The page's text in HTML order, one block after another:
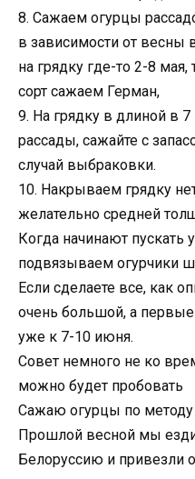
8. Сажаем огурцы
в зависимости от
на грядку где-то 2-8
сорт сажаем Герман,
9. На грядку в длиной в
рассады, сажайте с
случай выбраковки.
10. Накрываем грядку
желательно средней
Когда начинают пускать
подвязываем огурчики
Если сделаете все, как
очень большой, а
уже к 7-10 июня.
Совет немного не ко
можно будет пробовать
Сажаю огурцы по методу
Прошлой весной мы
Белоруссию и привезли